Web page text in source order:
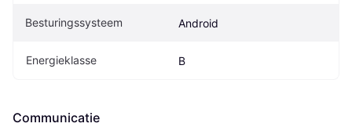
Besturingssysteem Android
Energieklasse B
Communicatie